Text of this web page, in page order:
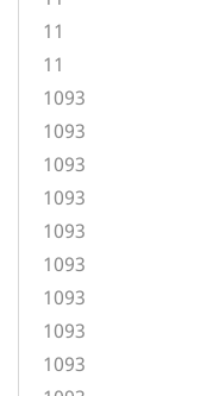
11
11
1093
1093
1093
1093
1093
1093
1093
1093
1093